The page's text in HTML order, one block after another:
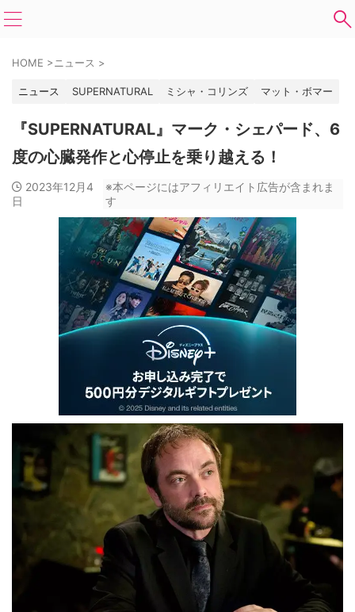
HOME >ニュース >
ニュース SUPERNATURAL ミシャ・コリンズ マット・ボマー
『SUPERNATURAL』マーク・シェパード、6
度の心臓発作と心停止を乗り越える！
2023年12月4
日
※本ページにはアフィリエイト広告が含まれま
す